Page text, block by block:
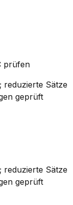
prüfen
reduzierte Sätze
geprüft
reduzierte Sätze
geprüft